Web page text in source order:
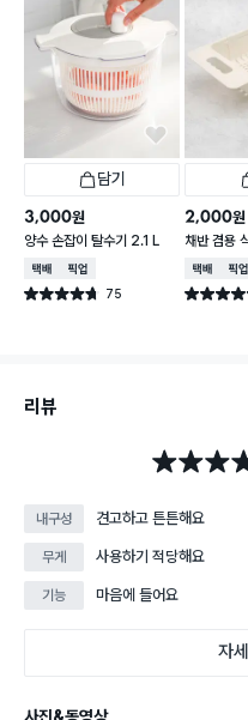
담기
3,000원
양수 손잡이 탈수기 2.1 L
택배배송매장픽업
별점 4.7점 75
건 작성
2,000원
채반 겸용
택배배송매
별점 4.8점
리뷰
별점 4.9점
내구성 견고하고 튼튼해요
무게 사용하기 적당해요
기능 마음에 들어요
자
사진&동영상